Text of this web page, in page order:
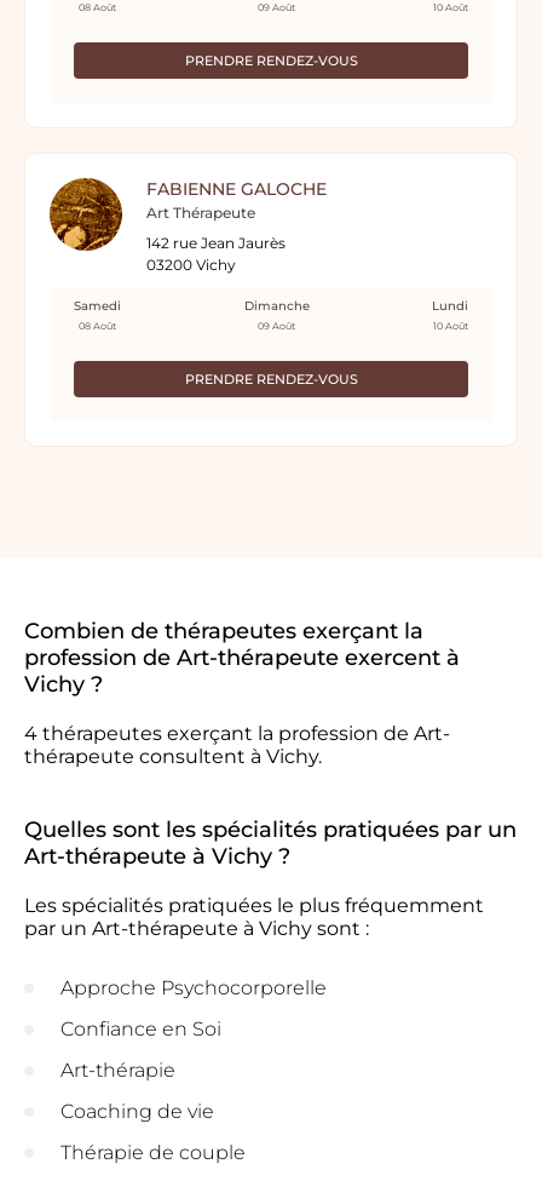
PRENDRE RENDEZ-VOUS
08 Août 09 Août 10 Août
FABIENNE GALOCHE
Art Thérapeute
142 rue Jean Jaurès
03200 Vichy
PRENDRE RENDEZ-VOUS
Samedi
08 Août
Dimanche
09 Août
Lundi
10 Août
Combien de thérapeutes exerçant la
profession de Art-thérapeute exercent à
Vichy ?
4 thérapeutes exerçant la profession de Art-
thérapeute consultent à Vichy.
Quelles sont les spécialités pratiquées par un
Art-thérapeute à Vichy ?
Les spécialités pratiquées le plus fréquemment
par un Art-thérapeute à Vichy sont :
Approche Psychocorporelle
Confiance en Soi
Art-thérapie
Coaching de vie
Thérapie de couple